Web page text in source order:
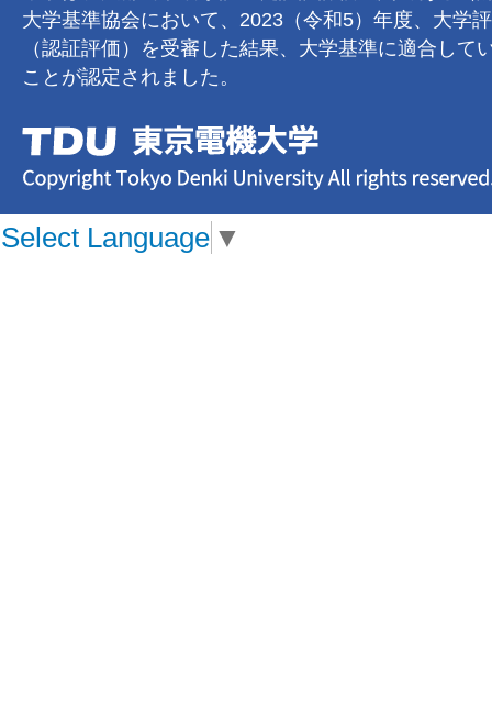
大学基準協会において、2023（令和5）年度、大学
（認証評価）を受審した結果、大学基準に適合して
ことが認定されました。
Select Language ▼